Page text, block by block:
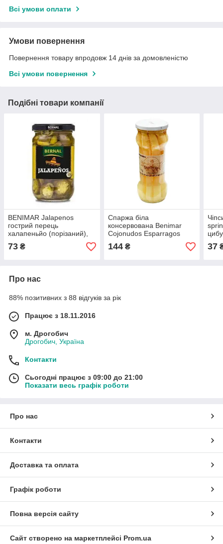
Всі умови оплати
Умови повернення
Повернення товару впродовж 14 днів за домовленістю
Всі умови повернення
Подібні товари компанії
BENIMAR Jalapenos
гострий перець
халапеньйо (порізаний),
130г
73 ₴
Спаржа біла
консервована Benimar
Cojonudos Esparragos
Blancos, 370г
144₴ 37
Про нас
88% позитивних з 88 відгуків за рік
Працює з 18.11.2016
м. Дрогобич
Дрогобич, Україна
Контакти
Сьогодні працює з 09:00 до 21:00
Показати весь графік роботи
Про нас
Контакти
Доставка та оплата
Графік роботи
Повна версія сайту
Сайт створено на маркетплейсі Prom.ua